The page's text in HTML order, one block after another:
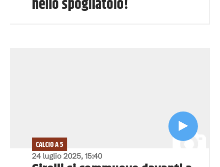
nello spogliatoio!
24 luglio 2025, 15:40
CALCIO A 5